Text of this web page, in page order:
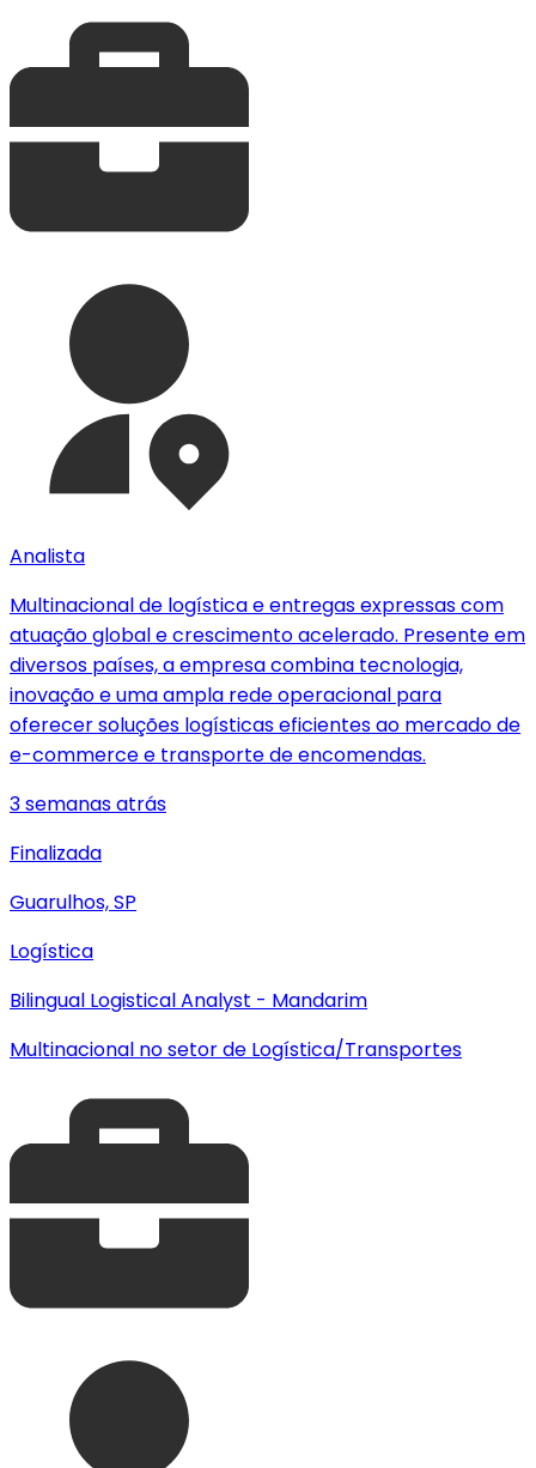
Analista
Multinacional de logística e entregas expressas com
atuação global e crescimento acelerado. Presente em
diversos países, a empresa combina tecnologia,
inovação e uma ampla rede operacional para
oferecer soluções logísticas eficientes ao mercado de
e-commerce e transporte de encomendas.
3 semanas atrás
Finalizada
Guarulhos, SP
Logística
Bilingual Logistical Analyst - Mandarim
Multinacional no setor de Logística/Transportes